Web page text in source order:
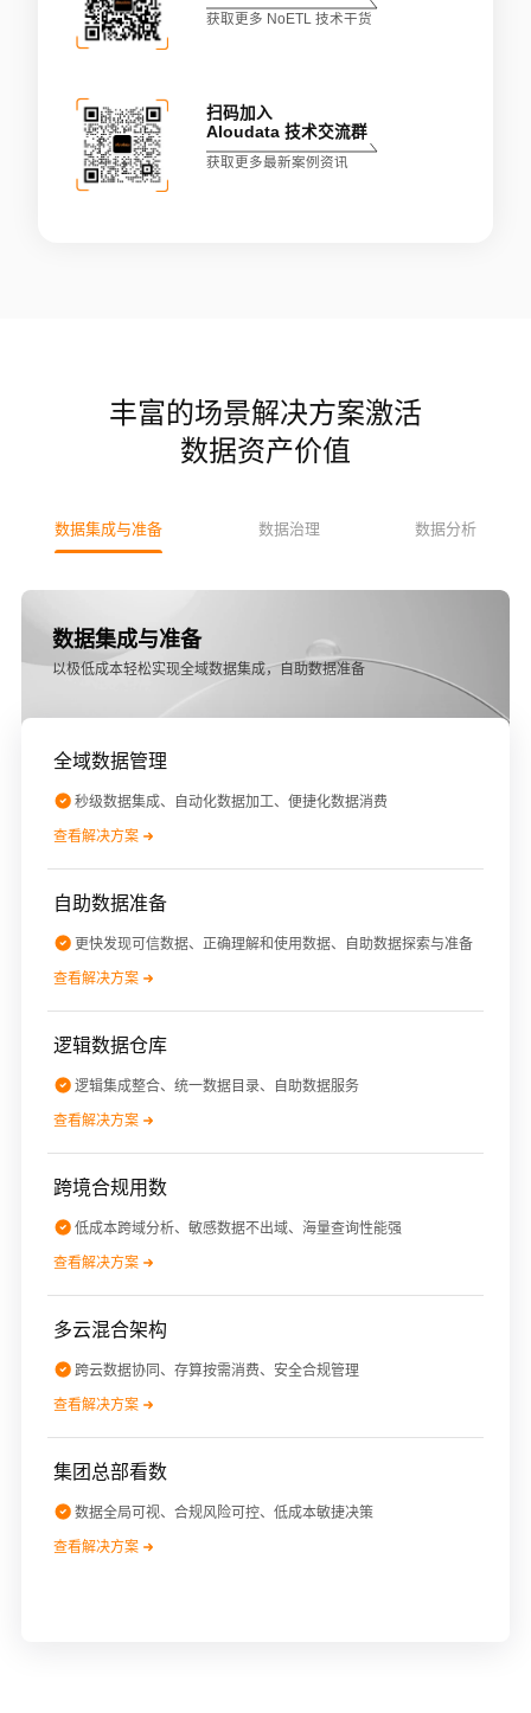
获取更多 NoETL 技术干货
扫码加入
Aloudata 技术交流群
获取更多最新案例资讯
丰富的场景解决方案激活
数据资产价值
数据集成与准备
以极低成本轻松实现全域数据集成，自助数据准备
全域数据管理
秒级数据集成、自动化数据加工、便捷化数据消费
查看解决方案
自助数据准备
更快发现可信数据、正确理解和使用数据、自助数据探索与准备
查看解决方案
逻辑数据仓库
逻辑集成整合、统一数据目录、自助数据服务
查看解决方案
跨境合规用数
低成本跨域分析、敏感数据不出域、海量查询性能强
查看解决方案
多云混合架构
跨云数据协同、存算按需消费、安全合规管理
查看解决方案
集团总部看数
数据全局可视、合规风险可控、低成本敏捷决策
查看解决方案
数据集成与准备 数据治理 数据分析